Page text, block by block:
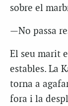
sobre el
—No passa
El seu marit
estables. La
torna a
fora i la